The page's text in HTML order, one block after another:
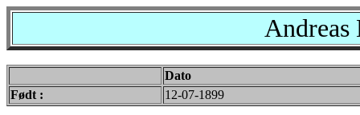
Andreas
Dato
Født :
12-07-1899